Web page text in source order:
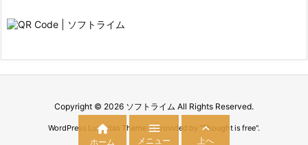
Copyright © 2026 ソフトライム All Rights Reserved.
WordPress Luxeritas Theme is provided by " Thought is free".

ホーム

メニュー

上へ